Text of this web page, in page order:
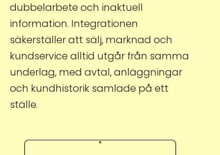
dubbelarbete och inaktuell
information. Integrationen
säkerställer att sälj, marknad och
kundservice alltid utgår från samma
underlag, med avtal, anläggningar
och kundhistorik samlade på ett
ställe.